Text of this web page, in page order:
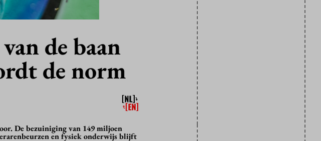
de baan
de norm
De bezuiniging van 149 miljoen
en fysiek onderwijs blijft